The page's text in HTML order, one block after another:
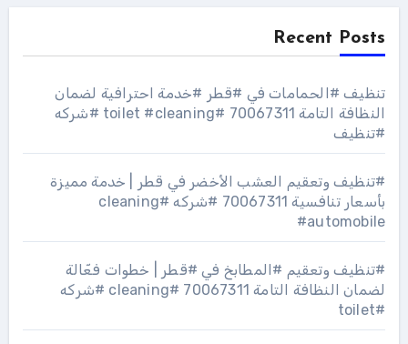
Recent Posts
تنظيف #الحمامات في #قطر #خدمة احترافية لضمان
النظافة التامة 70067311 #toilet #cleaning #شركه
#تنظيف
#تنظيف وتعقيم العشب الأخضر في قطر | خدمة مميزة
بأسعار تنافسية 70067311 #شركه #cleaning
#automobile
#تنظيف وتعقيم #المطابخ في #قطر | خطوات فعّالة
لضمان النظافة التامة 70067311 #cleaning #شركه
#toilet